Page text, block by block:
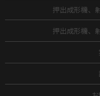
押出成形機、
押出成形機、